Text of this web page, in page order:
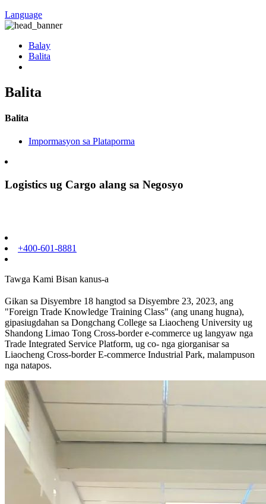
Language
Balay
Balita
Balita
Balita
Impormasyon sa Plataporma
Logistics ug Cargo alang sa Negosyo
+400-601-8881
Tawga Kami Bisan kanus-a
Gikan sa Disyembre 18 hangtod sa Disyembre 23, 2023, ang
"Foreign Trade Knowledge Training Class" (ang unang hugna),
gipasiugdahan sa Dongchang College sa Liaocheng University ug
Shandong Limao Tong Cross-border e-commerce ug langyaw nga
Trade Integrated Service Platform, ug co- nga giorganisar sa
Liaocheng Cross-border E-commerce Industrial Park, malampuson
nga natapos.